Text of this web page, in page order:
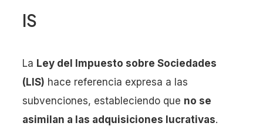
IS
La Ley del Impuesto sobre Sociedades
(LIS) hace referencia expresa a las
subvenciones, estableciendo que no se
asimilan a las adquisiciones lucrativas.